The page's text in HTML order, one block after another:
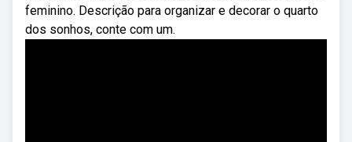
feminino. Descrição para organizar e decorar o quarto
dos sonhos, conte com um.